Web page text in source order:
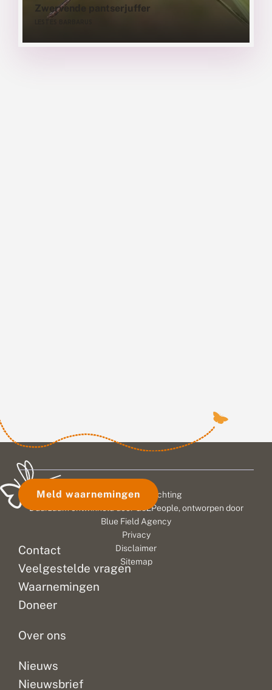
Zwervende pantserjuffer
Contact
Veelgestelde vragen
Waarnemingen
Doneer
Over ons
Nieuws
Nieuwsbrief
Meld waarnemingen
© 2026 Vlinderstichting
Duurzaam ontwikkeld door
Go2People, ontworpen door
Blue Field Agency
Privacy
Disclaimer
Sitemap